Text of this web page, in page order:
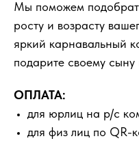
Мы поможем
росту и возрасту
яркий карнавальный
подарите своему
ОПЛАТА:
для юрлиц на р/с
для физ лиц по QR-